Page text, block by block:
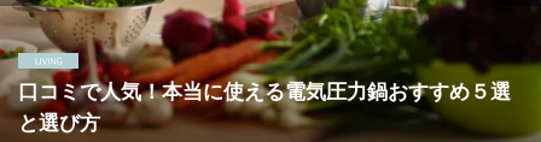
口コミで人気！本当に使える電気圧力鍋おすすめ５選
と選び方